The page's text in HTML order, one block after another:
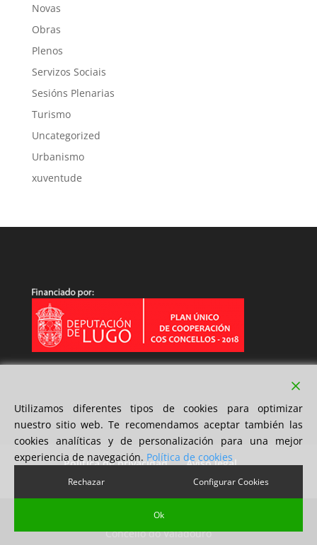
Novas
Obras
Plenos
Servizos Sociais
Sesións Plenarias
Turismo
Uncategorized
Urbanismo
xuventude
Política de privacidad
Aviso legal
Política de cookies
Diseño 2xMil Soluciones S.L | Copyright © 2018
Concello do Valadouro
Utilizamos diferentes tipos de cookies para optimizar
nuestro sitio web. Te recomendamos aceptar también las
cookies analíticas y de personalización para una mejor
experiencia de navegación. Política de cookies
Rechazar Configurar Cookies
Ok